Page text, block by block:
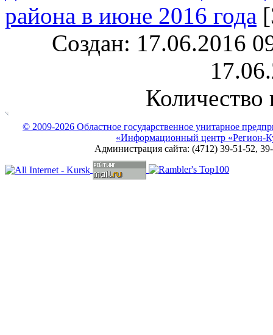
района в июне 2016 года
Создан: 17.06.2016
© 2009-2026 Областное государственное унитарное
«Информационный центр «Регион-
Администрация сайта: (4712) 39-51-52,